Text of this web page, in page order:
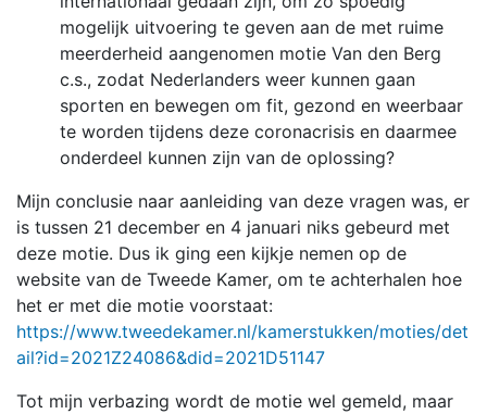
mogelijk uitvoering te geven aan de met ruime
meerderheid aangenomen motie Van den Berg
c.s., zodat Nederlanders weer kunnen gaan
sporten en bewegen om fit, gezond en weerbaar
te worden tijdens deze coronacrisis en daarmee
onderdeel kunnen zijn van de oplossing?
Mijn conclusie naar aanleiding van deze vragen was, er
is tussen 21 december en 4 januari niks gebeurd met
deze motie. Dus ik ging een kijkje nemen op de
website van de Tweede Kamer, om te achterhalen hoe
het er met die motie voorstaat:
https://www.tweedekamer.nl/kamerstukken/moties/det
ail?id=2021Z24086&did=2021D51147
Tot mijn verbazing wordt de motie wel gemeld, maar